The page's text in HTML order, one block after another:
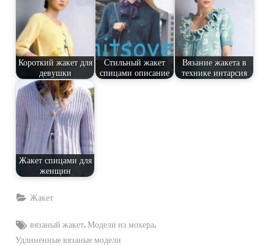
Короткий жакет для
девушки
Стильный жакет
спицами описание
Вязание жакета в
технике интарсия
Жакет спицами для
женщин
Жакет
Tags:
вязаный жакет,Модели из мохера,
Удлиненные вязаные модели